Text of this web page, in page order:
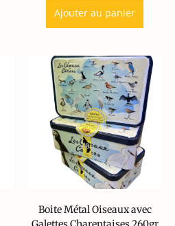
Ajouter au panier
Boite Métal Oiseaux avec